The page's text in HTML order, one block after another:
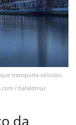
transporta veículos
/ haraldmuc
da